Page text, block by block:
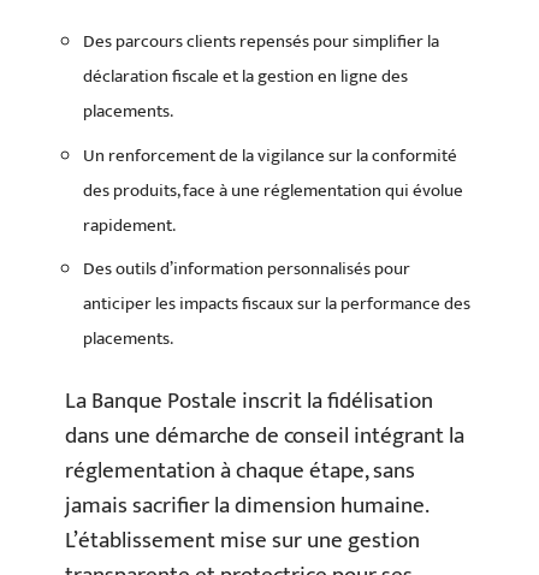
Des parcours clients repensés pour simplifier la
déclaration fiscale et la gestion en ligne des
placements.
Un renforcement de la vigilance sur la conformité
des produits, face à une réglementation qui évolue
rapidement.
Des outils d’information personnalisés pour
anticiper les impacts fiscaux sur la performance des
placements.
La Banque Postale inscrit la fidélisation
dans une démarche de conseil intégrant la
réglementation à chaque étape, sans
jamais sacrifier la dimension humaine.
L’établissement mise sur une gestion